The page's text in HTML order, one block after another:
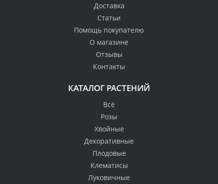
Доставка
Статьи
Помощь покупателю
О магазине
Отзывы
Контакты
КАТАЛОГ РАСТЕНИЙ
Всё
Розы
Хвойные
Декоративные
Плодовые
Клематисы
Луковичные